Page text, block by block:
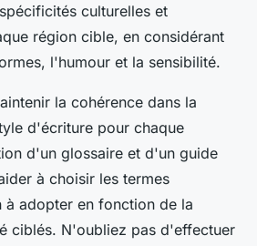
culturelles et
région cible, en considérant
l'humour et la sensibilité.
la cohérence dans la
d'écriture pour chaque
d'un glossaire et d'un guide
à choisir les termes
adopter en fonction de la
ciblés. N'oubliez pas d'effectuer